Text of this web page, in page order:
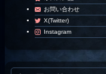
お問い合わせ
X(Twitter)
Instagram